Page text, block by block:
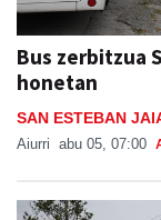
Bus zerbitzua
honetan
SAN ESTEBAN
Aiurri abu 05, 07:00